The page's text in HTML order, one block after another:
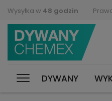
Wysyłka w 48 godzin
DYWANY